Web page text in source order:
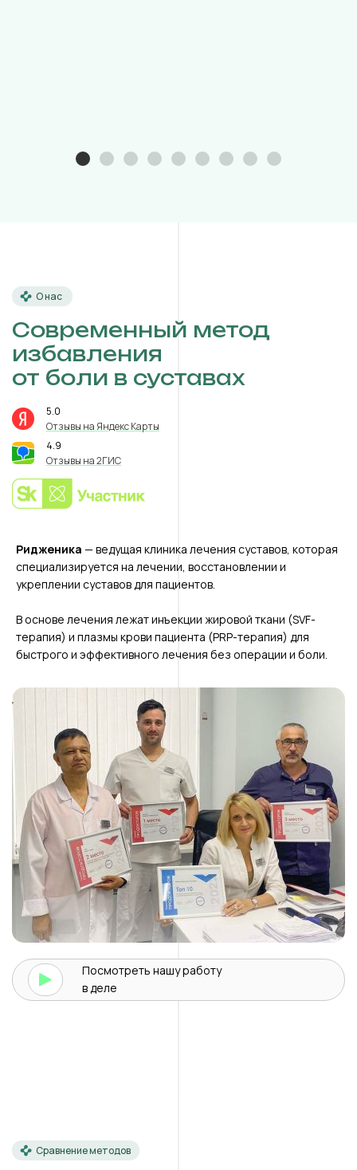
О нас
Современный метод
избавления
от боли в суставах
5.0
Отзывы на Яндекс Карты
4.9
Отзывы на 2ГИС
Ридженика — ведущая клиника лечения суставов, которая
специализируется на лечении, восстановлении и
укреплении суставов для пациентов.
В основе лечения лежат инъекции жировой ткани (SVF-
терапия) и плазмы крови пациента (PRP-терапия) для
быстрого и эффективного лечения без операции и боли.
Посмотреть нашуработу
в деле
Сравнение методов